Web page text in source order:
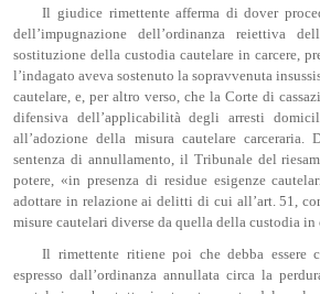
Il giudice rimettente afferma di dover
dell’impugnazione dell’ordinanza reiettiva
sostituzione della custodia cautelare in carcere,
l’indagato aveva sostenuto la sopravvenuta
cautelare, e, per altro verso, che la Corte di
difensiva dell’applicabilità degli arresti
all’adozione della misura cautelare carceraria.
sentenza di annullamento, il Tribunale del
potere, «in presenza di residue esigenze
adottare in relazione ai delitti di cui all’art. 51,
misure cautelari diverse da quella della custodia in
Il rimettente ritiene poi che debba essere
espresso dall’ordinanza annullata circa la